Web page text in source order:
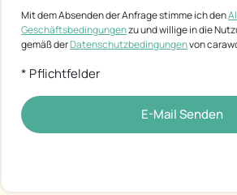
Mit dem Absenden der Anfrage stimme ich den
Geschäftsbedingungenzu und willige in die
gemäß derDatenschutzbedingungenvon
* Pflichtfelder
E-Mail Senden